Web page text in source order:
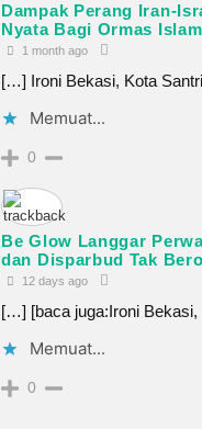
Dampak Perang Iran-
Nyata Bagi Ormas
1 month ago
[…] Ironi Bekasi, Kota
Memuat...
0
Be Glow Langgar
dan Disparbud Tak
12 days ago
[…] [baca juga:Ironi
Memuat...
0